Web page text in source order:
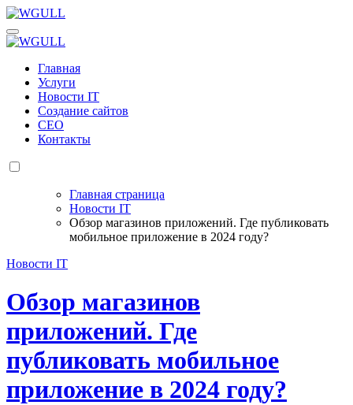
Перейти
к
содержанию
WGULL
Белая чайка - создание и продвижение сайтов
Белая чайка - создание и продвижение сайтов
Главная
Услуги
Новости IT
Создание сайтов
СЕО
Контакты
Главная страница
Новости IT
Обзор магазинов приложений. Где публиковать
мобильное приложение в 2024 году?
Новости IT
Обзор магазинов
приложений. Где
публиковать мобильное
приложение в 2024 году?